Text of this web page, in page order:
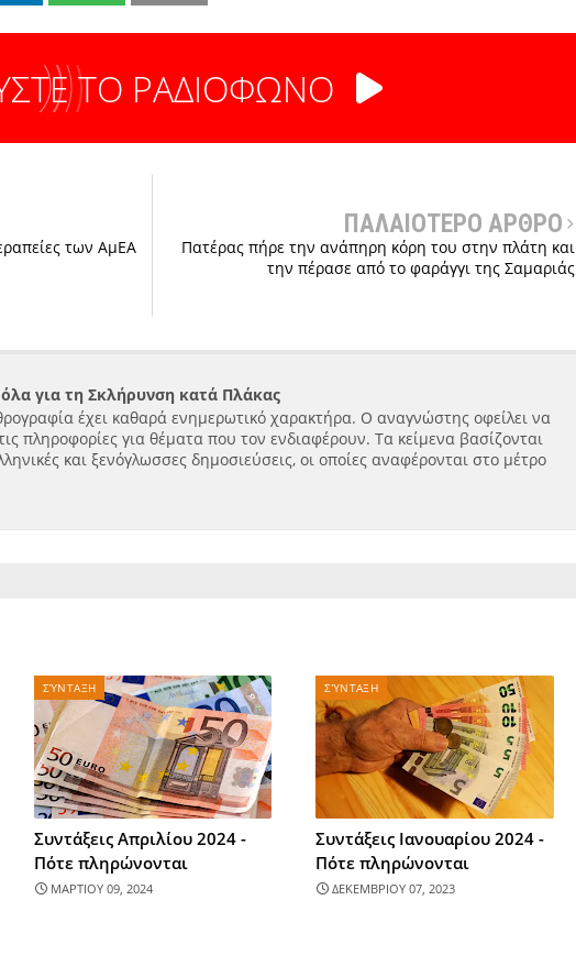
ΤΟ ΡΑΔΙΟΦΩΝΟ
των ΑμΕΑ
ΠΑΛΑΙΟΤΕΡΟ ΑΡΘΡΟ
Πατέρας πήρε την ανάπηρη κόρη του στην πλάτη και
την πέρασε από το φαράγγι της Σαμαριάς
για τη Σκλήρυνση κατά Πλάκας
έχει καθαρά ενημερωτικό χαρακτήρα. Ο αναγνώστης οφείλει να
πληροφορίες για θέματα που τον ενδιαφέρουν. Τα κείμενα βασίζονται
και ξενόγλωσσες δημοσιεύσεις, οι οποίες αναφέρονται στο μέτρο
ΣΎΝΤΑΞΗ
Συντάξεις Απριλίου 2024 -
Πότε πληρώνονται
ΜΑΡΤΙΟΥ 09, 2024
ΣΎΝΤΑΞΗ
Συντάξεις Ιανουαρίου 2024 -
Πότε πληρώνονται
ΔΕΚΕΜΒΡΙΟΥ 07, 2023